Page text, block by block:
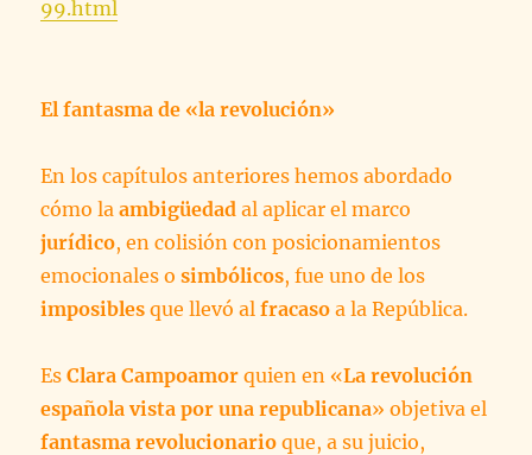
99.html
El fantasma de «la revolución»
En los capítulos anteriores hemos abordado
cómo laambigüedad al aplicar el marco
jurídico, en colisión con posicionamientos
emocionales osimbólicos, fue uno de los
imposibles que llevó alfracaso a la República.
EsClara Campoamor quien en «La revolución
española vista por una republicana» objetiva el
fantasma revolucionario que, a su juicio,